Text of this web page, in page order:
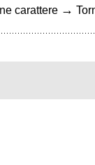
carattere →